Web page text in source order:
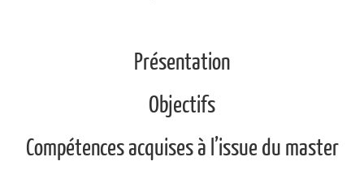
Présentation
Objectifs
Compétences acquises à l’issue du master